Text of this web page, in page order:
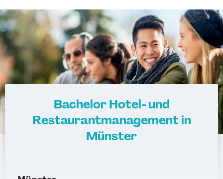
Bachelor Hotel- und
Restaurantmanagement in
Münster